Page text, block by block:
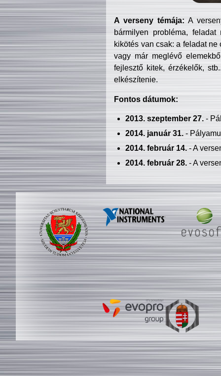
A verseny témája: A
bármilyen probléma, feladat
kikötés van csak: a feladat
vagy már meglévő
fejlesztő kitek, érzékelők,
elkészítenie.
Fontos dátumok:
2013. szeptember 27.-
2014. január 31.-
2014. február 14.- A
2014. február 28.- A